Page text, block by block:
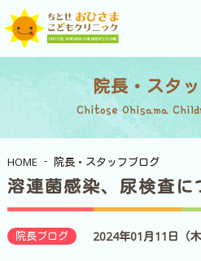
院長・スタ
Chitose Ohisama
HOME 院長・スタッフブログ
溶連菌感染、尿検査に
院長ブログ 2024年01月11日（木